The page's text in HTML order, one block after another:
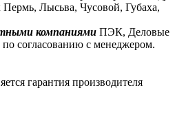
Лысьва, Чусовой, Губаха,
компаниями ПЭК, Деловые
согласованию с менеджером.
гарантия производителя